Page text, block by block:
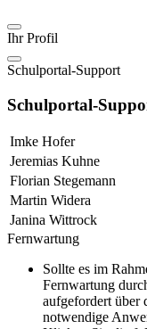
Ihr Profil
Schulportal-Support
Schulportal-
Imke Hofer
Jeremias Kuhne
Florian Stegemann
Martin Widera
Janina Wittrock
Fernwartung
Sollte es im
Fernwartung
aufgefordert über
notwendige